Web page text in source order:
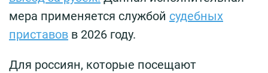
мера применяется службой судебных
приставов в 2026 году.
Для россиян, которые посещают